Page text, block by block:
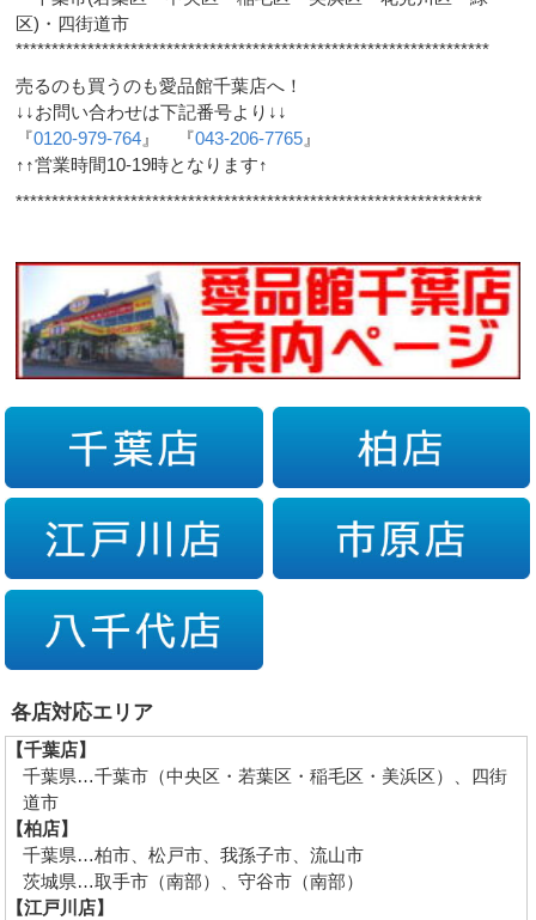
区)・四街道市
******************************************************************
売るのも買うのも愛品館千葉店へ！
↓↓お問い合わせは下記番号より↓↓
『0120-979-764 』 『043-206-7765 』
↑↑営業時間10-19時となります↑
*****************************************************************
各店対応エリア
【千葉店】
千葉県…千葉市（中央区・若葉区・稲毛区・美浜区）、四街
道市
【柏店】
千葉県…柏市、松戸市、我孫子市、流山市
茨城県…取手市（南部）、守谷市（南部）
【江戸川店】